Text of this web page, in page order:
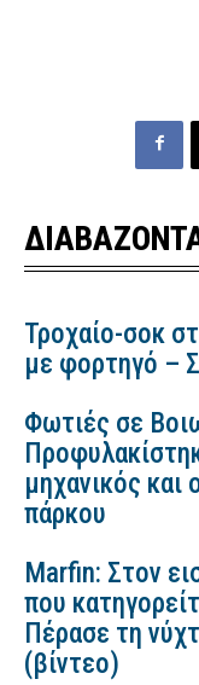
Τροχαίο-σοκ
με φορτηγό –
Φωτιές σε
μηχανικός και
πάρκου
Marfin: Στον
που
Πέρασε τη
(βίντεο)